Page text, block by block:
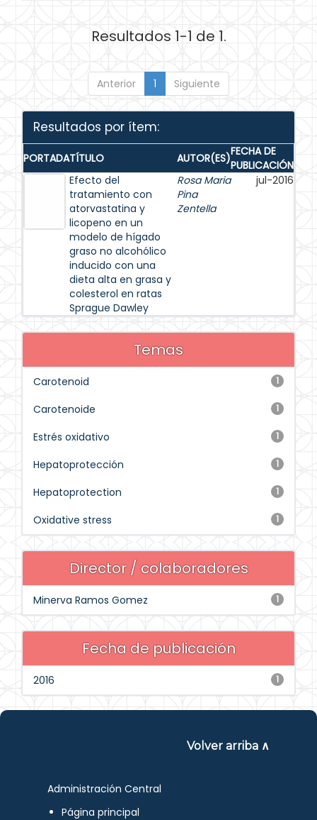
Resultados 1-1 de 1.
Anterior 1 Siguiente
Resultados por ítem:
PORTADATÍTULO AUTOR(ES)FECHA DE
PUBLICACIÓN
Efecto del
tratamiento con
atorvastatina y
licopeno en un
modelo de hígado
graso no alcohólico
inducido con una
dieta alta en grasa y
colesterol en ratas
Sprague Dawley
Rosa Maria
Pina
Zentella
jul-2016
Temas
1
Carotenoid
1
Carotenoide
1
Estrés oxidativo
1
Hepatoprotección
1
Hepatoprotection
1
Oxidative stress
Director / colaboradores
1
Minerva Ramos Gomez
Fecha de publicación
1
2016
Volver arriba ∧
Administración Central
Página principal